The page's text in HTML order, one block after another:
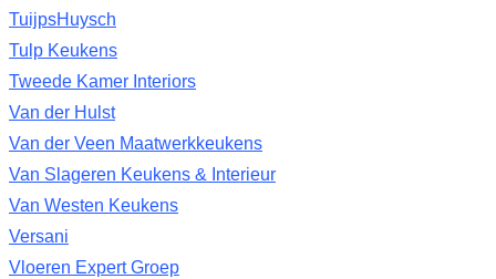
TuijpsHuysch
Tulp Keukens
Tweede Kamer Interiors
Van der Hulst
Van der Veen Maatwerkkeukens
Van Slageren Keukens & Interieur
Van Westen Keukens
Versani
Vloeren Expert Groep